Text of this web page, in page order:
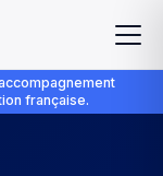
française.